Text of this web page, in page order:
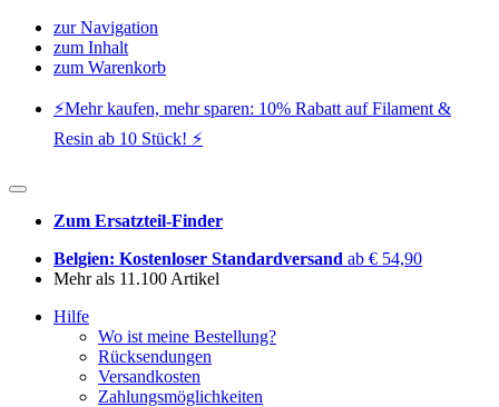
zur Navigation
zum Inhalt
zum Warenkorb
⚡️Mehr kaufen, mehr sparen: 10% Rabatt auf Filament &
Resin ab 10 Stück! ⚡️
Zum Ersatzteil-Finder
Belgien: Kostenloser Standardversand ab € 54,90
Mehr als 11.100 Artikel
Hilfe
Wo ist meine Bestellung?
Rücksendungen
Versandkosten
Zahlungsmöglichkeiten